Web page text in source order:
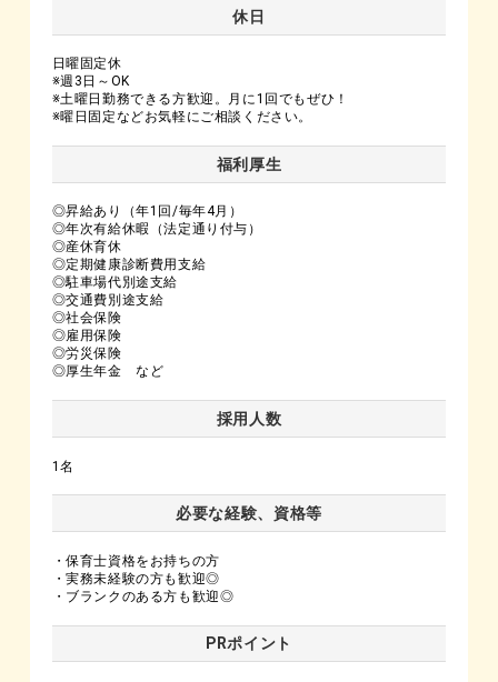
休日
日曜固定休
※週3日～OK
※土曜日勤務できる方歓迎。月に1回でもぜひ！
※曜日固定などお気軽にご相談ください。
福利厚生
◎昇給あり（年1回/毎年4月）
◎年次有給休暇（法定通り付与）
◎産休育休
◎定期健康診断費用支給
◎駐車場代別途支給
◎交通費別途支給
◎社会保険
◎雇用保険
◎労災保険
◎厚生年金 など
採用人数
1名
必要な経験、資格等
・保育士資格をお持ちの方
・実務未経験の方も歓迎◎
・ブランクのある方も歓迎◎
PRポイント